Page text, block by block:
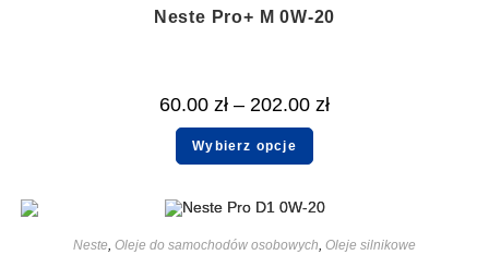
Neste Pro+ M 0W-20
60.00 zł – 202.00 zł
Wybierz opcje
Neste, Oleje do samochodów osobowych, Oleje silnikowe